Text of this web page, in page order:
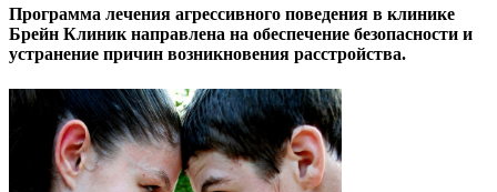
Программа лечения агрессивного поведения в клинике
Брейн Клиник направлена на обеспечение безопасности и
устранение причин возникновения расстройства.